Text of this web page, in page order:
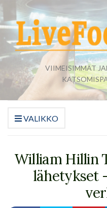
VIIMEISIMMÄT
VALIKKO
William Hillin
lähetykset